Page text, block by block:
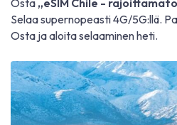
Osta „eSIM Chile -
Selaa supernopeasti 4G/5G:llä.
Osta ja aloita selaaminen heti.